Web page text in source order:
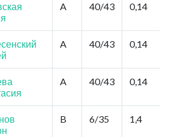
A 40/43 0,14
A 40/43 0,14
A 40/43 0,14
B 6/35 1,4